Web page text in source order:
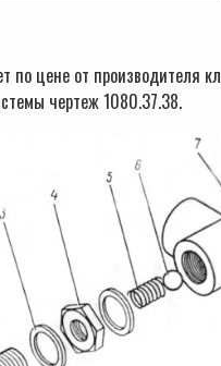
по цене от производителя
чертеж 1080.37.38.